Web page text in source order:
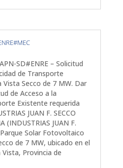
SD#ENRE – Solicitud
de Transporte
Vista Secco de 7 MW. Dar
de Acceso a la
Existente requerida
JUAN F. SECCO
(INDUSTRIAS JUAN F.
Parque Solar Fotovoltaico
de 7 MW, ubicado en el
Provincia de